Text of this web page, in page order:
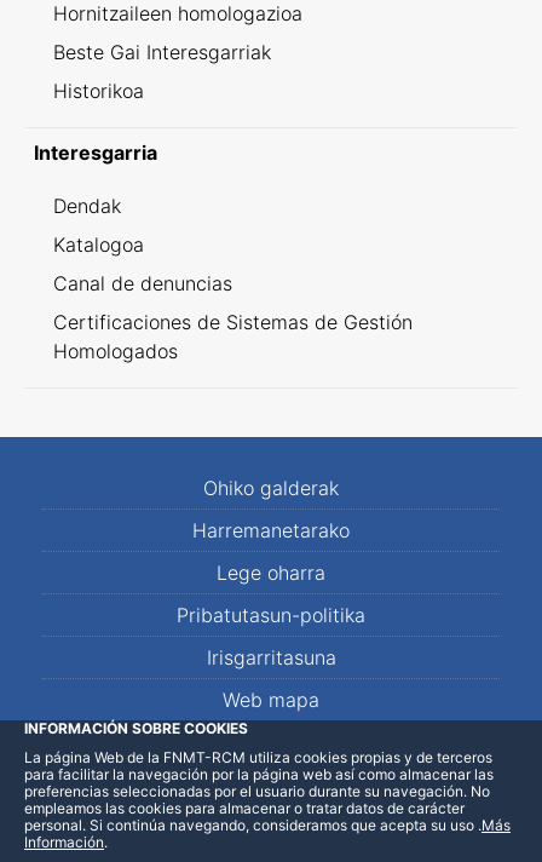
Hornitzaileen homologazioa
Beste Gai Interesgarriak
Historikoa
Interesgarria
Dendak
Katalogoa
Canal de denuncias
Certificaciones de Sistemas de Gestión
Homologados
Ohiko galderak
Harremanetarako
Lege oharra
Pribatutasun-politika
Irisgarritasuna
Web mapa
LinkedInFacebookWhatsApp
INFORMACIÓN SOBRE COOKIES
La página Web de la FNMT-RCM utiliza cookies propias y de terceros
para facilitar la navegación por la página web así como almacenar las
preferencias seleccionadas por el usuario durante su navegación. No
empleamos las cookies para almacenar o tratar datos de carácter
personal. Si continúa navegando, consideramos que acepta su uso .Más
Información.